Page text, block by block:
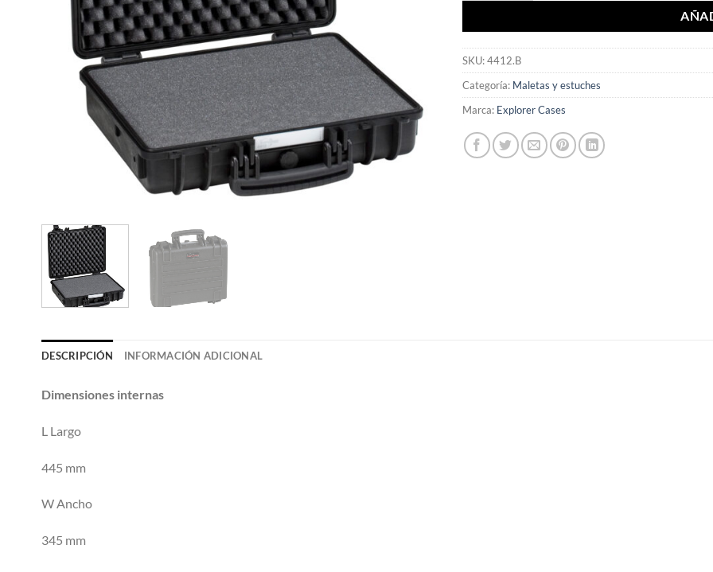
SKU:4412.B
Categoría: Maletas y estuches
Marca: Explorer Cases
DESCRIPCIÓN INFORMACIÓN ADICIONAL
Dimensiones internas
L Largo
445 mm
W Ancho
345 mm